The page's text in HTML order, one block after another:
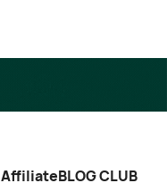
AffiliateBLOG CLUB